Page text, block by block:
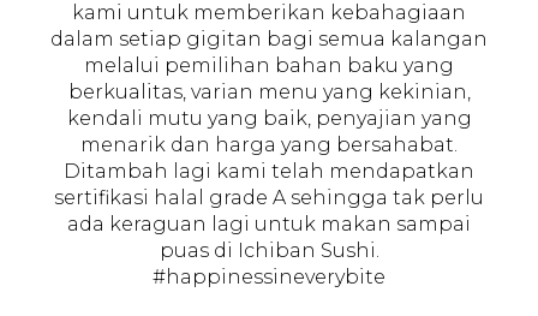
kami untuk memberikan kebahagiaan
dalam setiap gigitan bagi semua kalangan
melalui pemilihan bahan baku yang
berkualitas, varian menu yang kekinian,
kendali mutu yang baik, penyajian yang
menarik dan harga yang bersahabat.
Ditambah lagi kami telah mendapatkan
sertifikasi halal grade A sehingga tak perlu
ada keraguan lagi untuk makan sampai
puas di Ichiban Sushi.
#happinessineverybite